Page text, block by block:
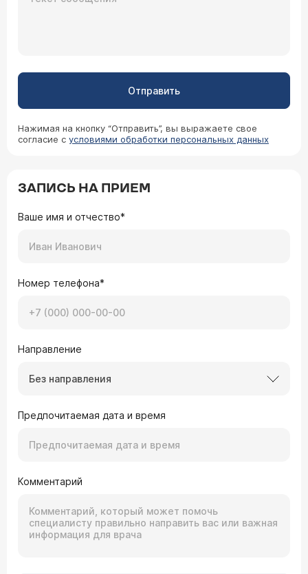
Отправить
Нажимая на кнопку “Отправить”, вы выражаете свое
согласие с условиями обработки персональных данных
ЗАПИСЬ НА ПРИЕМ
Ваше имя и отчество*
Номер телефона*
Направление
Без направления
Предпочитаемая дата и время
Комментарий